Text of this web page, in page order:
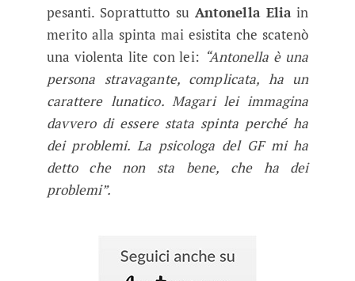
pesanti. Soprattutto su Antonella Eliain
merito alla spinta mai esistita che scatenò
una violenta lite con lei: “Antonella è una
persona stravagante, complicata, ha un
carattere lunatico. Magari lei immagina
davvero di essere stata spinta perché ha
dei problemi. La psicologa del GF mi ha
detto che non sta bene, che ha dei
problemi”.